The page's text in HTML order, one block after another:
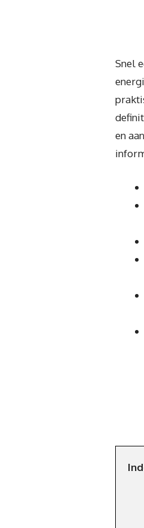
Snel
en